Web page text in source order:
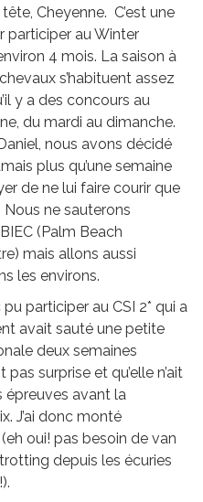
Cheyenne. C’est une
participer au Winter
4 mois. La saison à
s’habituent assez
y a des concours au
du mardi au dimanche.
nous avons décidé
plus qu’une semaine
de ne lui faire courir que
ne sauterons
(Palm Beach
mais allons aussi
les environs.
participer au CSI 2* qui a
avait sauté une petite
deux semaines
surprise et qu’elle n’ait
épreuves avant la
J’ai donc monté
oui! pas besoin de van
depuis les écuries